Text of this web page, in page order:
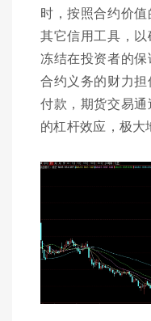
时，按照合约价
其它信用工具，
冻结在投资者的
合约义务的财力
付款，期货交易
的杠杆效应，极大